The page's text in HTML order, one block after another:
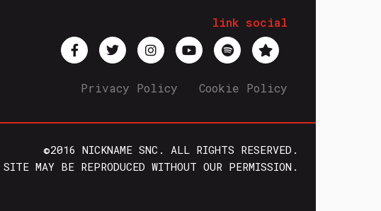
link social
Privacy Policy Cookie Policy
©2016 NICKNAME SNC. ALL RIGHTS RESERVED.
MAY BE REPRODUCED WITHOUT OUR PERMISSION.